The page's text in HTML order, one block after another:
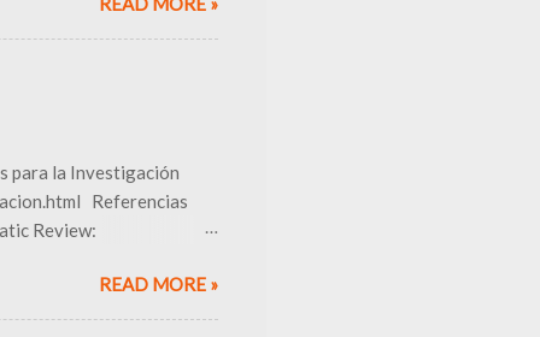
internacional
Network ¿Qué
recomendada Ensayos
I Estudios
ROBIS Metaanálisis
para la Investigación
Referencias
Review:
para estructurar
READ MORE »